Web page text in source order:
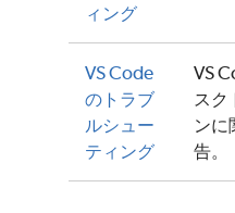
ィング
VS Code
のトラブ
ルシュー
ティング
VS
スク
ンに
告。